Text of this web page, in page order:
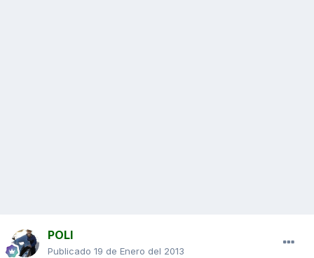
POLI
Publicado 19 de Enero del 2013